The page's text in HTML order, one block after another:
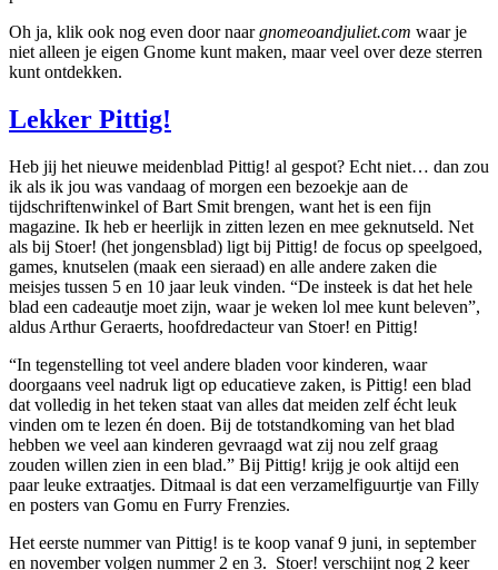
Oh ja, klik ook nog even door naargnomeoandjuliet.com waar je
niet alleen je eigen Gnome kunt maken, maar veel over deze sterren
kunt ontdekken.
Lekker Pittig!
Heb jij het nieuwe meidenblad Pittig! al gespot? Echt niet… dan zou
ik als ik jou was vandaag of morgen een bezoekje aan de
tijdschriftenwinkel of Bart Smit brengen, want het is een fijn
magazine. Ik heb er heerlijk in zitten lezen en mee geknutseld. Net
als bij Stoer! (het jongensblad) ligt bij Pittig! de focus op speelgoed,
games, knutselen (maak een sieraad) en alle andere zaken die
meisjes tussen 5 en 10 jaar leuk vinden. “De insteek is dat het hele
blad een cadeautje moet zijn, waar je weken lol mee kunt beleven”,
aldus Arthur Geraerts, hoofdredacteur van Stoer! en Pittig!
“In tegenstelling tot veel andere bladen voor kinderen, waar
doorgaans veel nadruk ligt op educatieve zaken, is Pittig! een blad
dat volledig in het teken staat van alles dat meiden zelf écht leuk
vinden om te lezen én doen. Bij de totstandkoming van het blad
hebben we veel aan kinderen gevraagd wat zij nou zelf graag
zouden willen zien in een blad.” Bij Pittig! krijg je ook altijd een
paar leuke extraatjes. Ditmaal is dat een verzamelfiguurtje van Filly
en posters van Gomu en Furry Frenzies.
Het eerste nummer van Pittig! is te koop vanaf 9 juni, in september
en november volgen nummer 2 en 3. Stoer! verschijnt nog 2 keer